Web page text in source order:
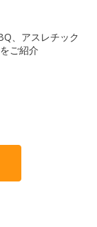
、アスレチック
ご紹介